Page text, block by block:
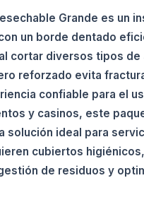
Grande es un
un borde dentado
cortar diversos tipos de
reforzado evita
confiable para el
y casinos, este
solución ideal para
cubiertos
de residuos y